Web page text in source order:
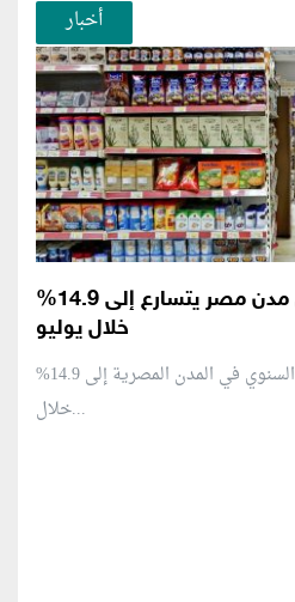
أخبار
التضخم السنوي في مدن مصر يتسارع إلى 14.9%
خلال يوليو
تسارع معدل التضخم السنوي في المدن المصرية إلى 14.9%
خلال...